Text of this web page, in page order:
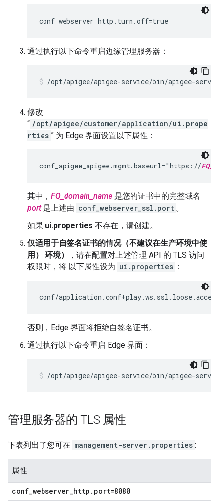
conf_webserver_http.turn.off=true
通过执行以下命令重启边缘管理服务器：
/opt/apigee/apigee-service/bin/apigee-
修改
“ /opt/apigee/customer/application/ui.prope
rties ” 为 Edge 界面设置以下属性：
conf_apigee_apigee.mgmt.baseurl="https://
其中， FQ_domain_name 是您的证书中的完整域名
port是上述由 conf_webserver_ssl.port 。
如果 ui.properties 不存在，请创建。
仅适用于自签名证书的情况（不建议在生产环境中使
用） 环境）
，请在配置对上述管理 API 的 TLS 访问
权限时，将 以下属性设为 ui.properties ：
conf/
否则，Edge 界面将拒绝自签名证书。
通过执行以下命令重启 Edge 界面：
/opt/apigee/apigee-service/bin/apigee-
管理服务器的 TLS 属性
下表列出了您可在 management-server.properties :
属性
conf_webserver_http.port=8080